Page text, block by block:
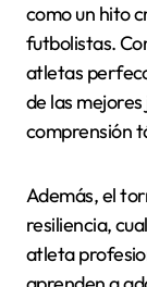
como un hito
futbolistas.
atletas
de las
comprensión
Además, el
resiliencia,
atleta